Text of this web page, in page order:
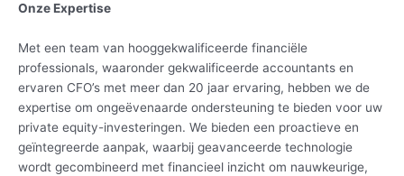
Onze Expertise
Met een team van hooggekwalificeerde financiële
professionals, waaronder gekwalificeerde accountants en
ervaren CFO’s met meer dan 20 jaar ervaring, hebben we de
expertise om ongeëvenaarde ondersteuning te bieden voor uw
private equity-investeringen. We bieden een proactieve en
geïntegreerde aanpak, waarbij geavanceerde technologie
wordt gecombineerd met financieel inzicht om nauwkeurige,